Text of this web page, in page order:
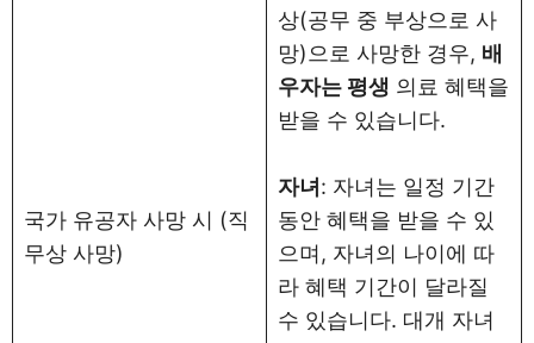
국가 유공자 사망 시 (직
무상 사망)
상(공무 중 부상으로 사
망)으로 사망한 경우, 배
우자는 평생 의료 혜택을
받을 수 있습니다.
자녀 : 자녀는 일정 기간
동안 혜택을 받을 수 있
으며, 자녀의 나이에 따
라 혜택 기간이 달라질
수 있습니다. 대개 자녀